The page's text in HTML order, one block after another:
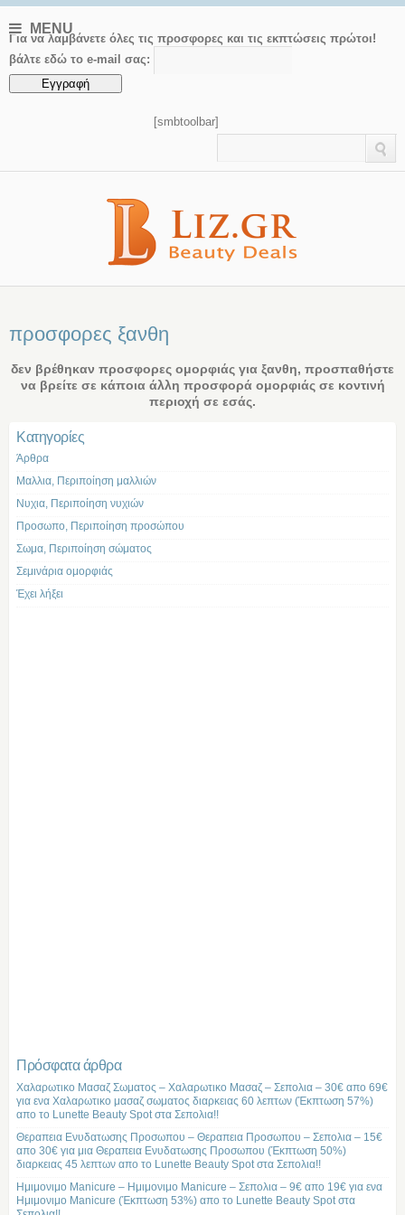
MENU
Για να λαμβάνετε όλες τις προσφορες και τις εκπτώσεις πρώτοι!
βάλτε εδώ το e-mail σας:
[smbtoolbar]
προσφορες ξανθη
δεν βρέθηκαν προσφορες ομορφιάς για ξανθη, προσπαθήστε
να βρείτε σε κάποια άλλη προσφορά ομορφιάς σε κοντινή
περιοχή σε εσάς.
Kατηγορίες
Άρθρα
Μαλλια, Περιποίηση μαλλιών
Νυχια, Περιποίηση νυχιών
Προσωπο, Περιποίηση προσώπου
Σωμα, Περιποίηση σώματος
Σεμινάρια ομορφιάς
Έχει λήξει
Πρόσφατα άρθρα
Χαλαρωτικο Μασαζ Σωματος – Χαλαρωτικο Μασαζ – Σεπολια – 30€ απο 69€
για ενα Χαλαρωτικο μασαζ σωματος διαρκειας 60 λεπτων (Έκπτωση 57%)
απο το Lunette Beauty Spot στα Σεπολια!!
Θεραπεια Ενυδατωσης Προσωπου – Θεραπεια Προσωπου – Σεπολια – 15€
απο 30€ για μια Θεραπεια Ενυδατωσης Προσωπου (Έκπτωση 50%)
διαρκειας 45 λεπτων απο το Lunette Beauty Spot στα Σεπολια!!
Ημιμονιμο Manicure – Ημιμονιμο Manicure – Σεπολια – 9€ απο 19€ για ενα
Ημιμονιμο Manicure (Έκπτωση 53%) απο το Lunette Beauty Spot στα